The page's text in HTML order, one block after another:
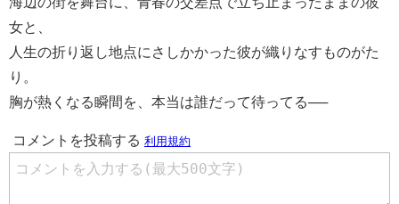
女と、
人生の折り返し地点にさしかかった彼が織りなすものがた
り。
胸が熱くなる瞬間を、本当は誰だって待ってる──